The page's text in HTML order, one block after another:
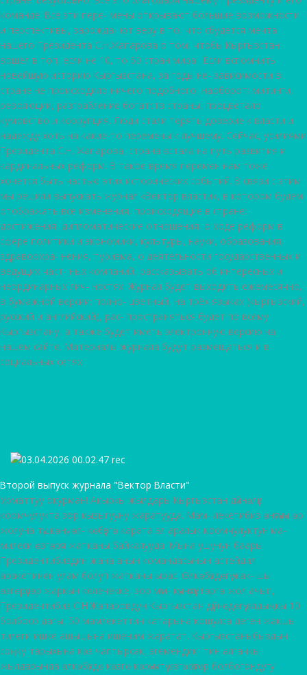
команде. Все эти пере- мены открывают большие возможности
и перспективы, зарожда- ют веру в то, что сбудется мечта
нашего Президента С.Н.Жапарова о том, чтобы Кыргызстан
вошёл в топ, если не 10, то 50 стран мира . Если вспомнить
новейшую историю Кыргызстана, за годы не- зависимости в
стране не происходило ничего подобного, наоборот: митинги,
революции, разграбление богатств страны, процветало
кумовство и коррупция. Люди стали терять доверие к власти и
надежду хоть на какие-то перемены к лучшему. Сейчас, усилиями
Президента С.Н. Жапарова, страна встала на путь развития и
кардинальных реформ. В такое время перемен нам тоже
хочется быть частью этих исторических событий. В связи с этим
мы решили выпускать журнал «Вектор власти», в котором будем
отображать все изменения, происходящие в стране:
достижения, дипломатические отношения, о ходе реформ в
сфере политики и экономики, культуры, науки, образования,
здравоохра- нения, туризма, о деятельности государственных и
ведущих част- ных компаний, рассказывать об интересных и
неординарных лич- ностях. Журнал будет выходить ежемесячно,
в бумажной версии: полно- цветный, на трёх языках (кыргызский,
русский и английский), рас- пространяться будет по всему
Кыргызстану, а также будет иметь электронную версию на
нашем сайте. Материалы журнала будут размещаться и в
социальных сетях.
Второй выпуск журнала "Вектор Власти"
Урматтуу окурман! Акыркы жылдары Кыргызстан дүйнөлүк
коомчулукта зор кызыгууну жаратууда. Мам- лекетибиз өнүгүүнүн өр
жолуна түшкөнү, өл- көбүзгө карата эл аралык коомчулуктун ма-
милеси өзгөрүп жатканы байкалууда. Мына ушунун баары
Президентибиздин жана анын командасынын астейдил
аракетинен улам болуп жатканы ырас. Өлкөбүздөгү жак- шы
өзгөрүүлөр жаркын келечекке, зор мүм- күнчүлүктөргө жол ачып,
Президентибиз С.Н.Жапаровдун Кыргызстан дүйнөдөгү алдыңкы 10
болбосо дагы, 50 мамлекеттин катарына кошулса деген жакшы
тилеги ишке ашышына ишеним жаратат. Кыргызстаныбыздын
соңку тарыхына көз чаптырсак, эгемендик- тин алгачкы
жылдарында өлкөбүздө көзгө көрүнүктүү өзгөрүүлөр болбогондугу